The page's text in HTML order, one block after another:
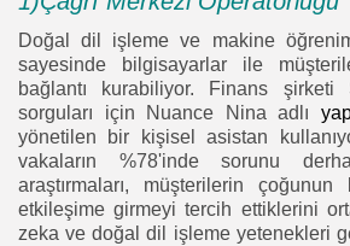
Doğal dil işleme ve makine
sayesinde bilgisayarlar ile
bağlantı kurabiliyor. Finans şirketi
sorguları için Nuance Nina adlı
yönetilen bir kişisel asistan
vakaların %78'inde sorunu
araştırmaları, müşterilerin
etkileşime girmeyi tercih ettiklerini
zeka ve doğal dil işleme yetenekleri